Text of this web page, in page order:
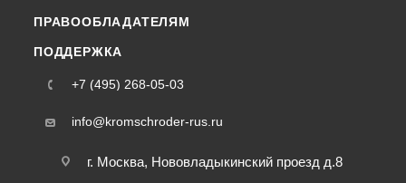
ПРАВООБЛАДАТЕЛЯМ
ПОДДЕРЖКА
+7 (495) 268-05-03
info@kromschroder-rus.ru
г. Москва, Нововладыкинский проезд д.8